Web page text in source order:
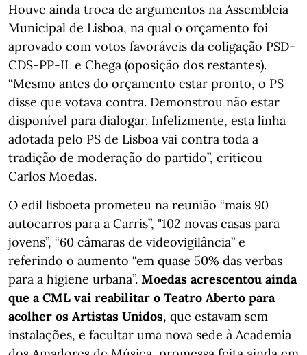
Houve ainda troca de argumentos na Assembleia
Municipal de Lisboa, na qual o orçamento foi
aprovado com votos favoráveis da coligação PSD-
CDS-PP-IL e Chega (oposição dos restantes).
“Mesmo antes do orçamento estar pronto, o PS
disse que votava contra. Demonstrou não estar
disponível para dialogar. Infelizmente, esta linha
adotada pelo PS de Lisboa vai contra toda a
tradição de moderação do partido”, criticou
Carlos Moedas.
O edil lisboeta prometeu na reunião “mais 90
autocarros para a Carris”, "102 novas casas para
jovens”, “60 câmaras de videovigilância” e
referindo o aumento “em quase 50% das verbas
para a higiene urbana”. Moedas acrescentou ainda
que a CML vai reabilitar o Teatro Aberto para
acolher os Artistas Unidos, que estavam sem
instalações, e facultar uma nova sede à Academia